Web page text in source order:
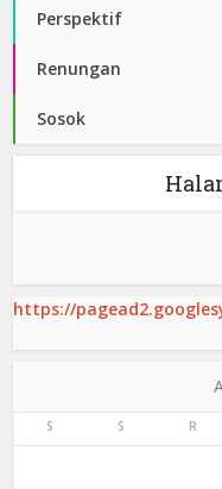
Perspektif
Renungan
Sosok
https://
S S R